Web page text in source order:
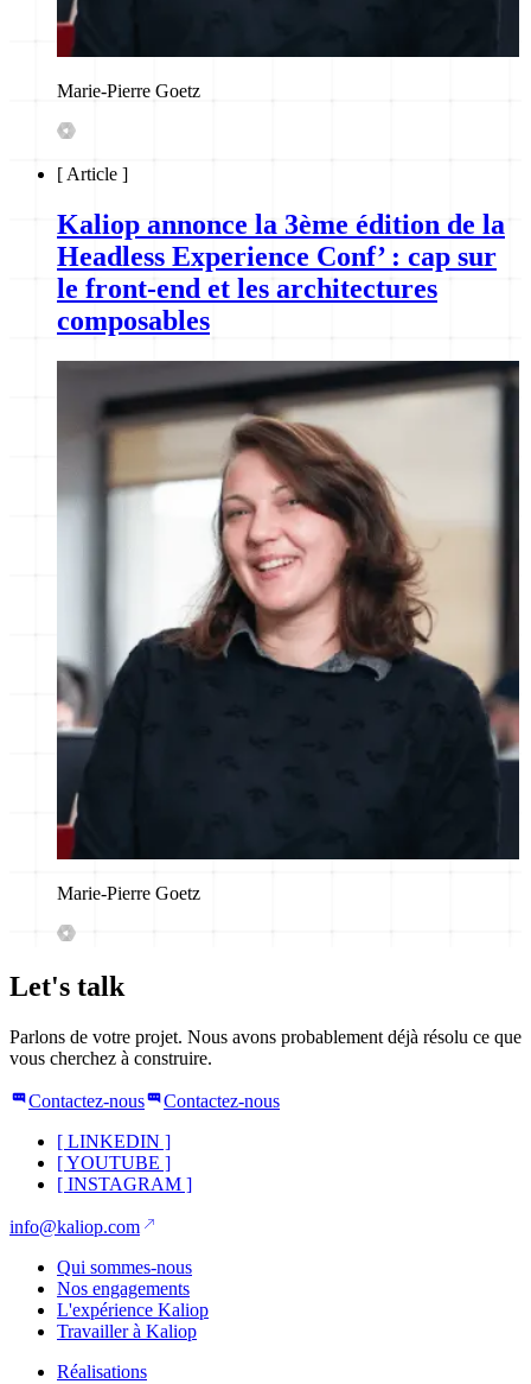
Marie-Pierre Goetz
[ Article ]
Kaliop annonce la 3ème édition de la
Headless Experience Conf’ : cap sur
le front-end et les architectures
composables
Marie-Pierre Goetz
Let's talk
Parlons de votre projet. Nous avons probablement déjà résolu ce que
vous cherchez à construire.
Contactez-nous
Contactez-nous
[ LINKEDIN ]
[YOUTUBE ]
[ INSTAGRAM ]
info@kaliop.com
Qui sommes-nous
Nos engagements
L'expérience Kaliop
Travailler à Kaliop
Réalisations